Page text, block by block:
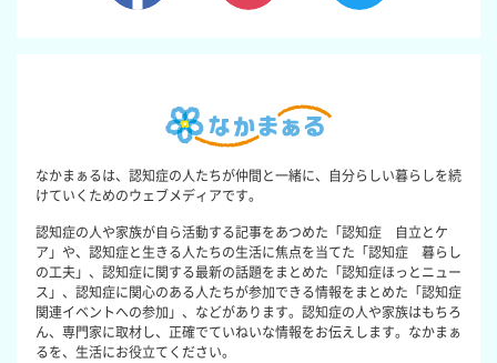
なかまぁるは、認知症の人たちが仲間と一緒に、自分らしい暮らしを続
けていくためのウェブメディアです。
認知症の人や家族が自ら活動する記事をあつめた「認知症 自立とケ
ア」や、認知症と生きる人たちの生活に焦点を当てた「認知症 暮らし
の工夫」、認知症に関する最新の話題をまとめた「認知症ほっとニュー
ス」、認知症に関心のある人たちが参加できる情報をまとめた「認知症
関連イベントへの参加」、などがあります。認知症の人や家族はもちろ
ん、専門家に取材し、正確でていねいな情報をお伝えします。なかまぁ
るを、生活にお役立てください。